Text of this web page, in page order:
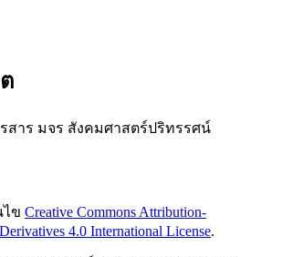
รสาร มจร สังคมศาสตร์ปริทรรศน์
ไข Creative Commons Attribution-
4.0 International License.